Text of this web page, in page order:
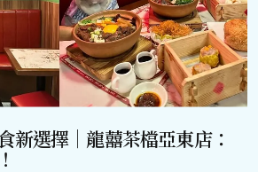
新選擇｜龍囍茶檔亞東店：